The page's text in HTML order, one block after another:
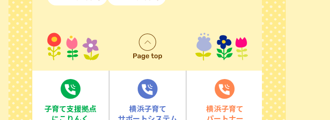
⼦育て⽀援拠点
横浜子育て
横浜子育て